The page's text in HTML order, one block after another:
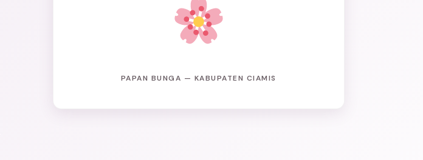
PAPAN BUNGA — KABUPATEN CIAMIS